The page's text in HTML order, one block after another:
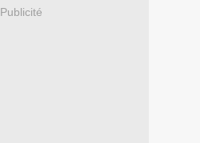
Publicité